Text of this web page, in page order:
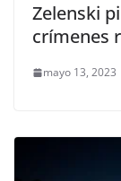
Zelenski
crímenes
mayo 13, 2023